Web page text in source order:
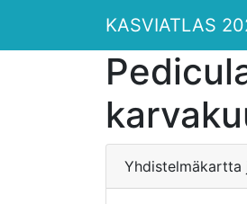
KASVIATLAS
Yhdistelmäkartta